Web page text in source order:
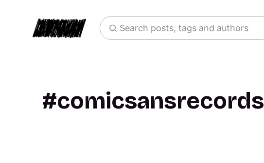
Search posts, tags and authors
comicsansrecords